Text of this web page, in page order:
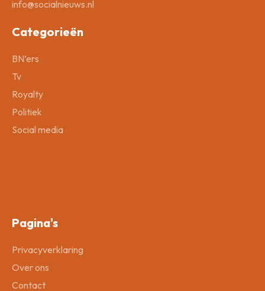
info@socialnieuws.nl
Categorieën
BN’ers
Tv
Royalty
Politiek
Social media
Pagina's
Privacyverklaring
Over ons
Contact